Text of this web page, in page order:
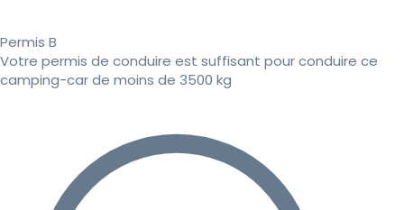
Permis B
Votre permis de conduire est suffisant pour conduire ce
camping-car de moins de 3500 kg